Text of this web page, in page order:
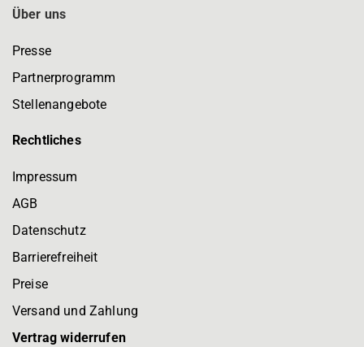
Über uns
Presse
Partnerprogramm
Stellenangebote
Rechtliches
Impressum
AGB
Datenschutz
Barrierefreiheit
Preise
Versand und Zahlung
Vertrag widerrufen